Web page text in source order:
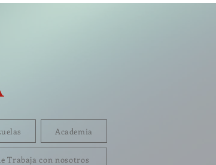
Academia
Trabaja con nosotros